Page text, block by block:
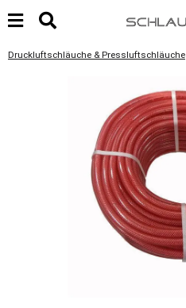
Druckluftschläuche & Pressluftschläuche